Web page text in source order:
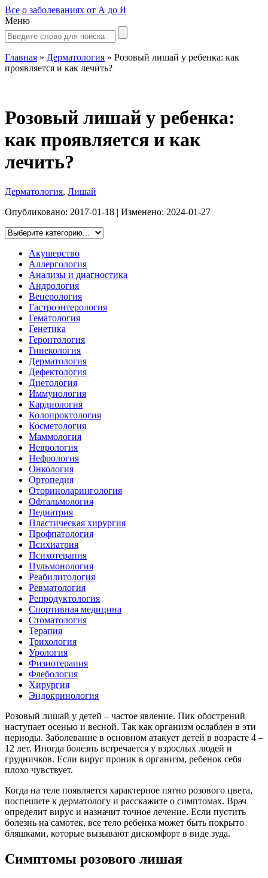
Все о заболеваниях от А до Я
Меню
Главная » Дерматология » Розовый лишай у ребенка: как
проявляется и как лечить?
Розовый лишай у ребенка:
как проявляется и как
лечить?
Дерматология, Лишай
Опубликовано: 2017-01-18 | Изменено: 2024-01-27
Акушерство
Аллергология
Анализы и диагностика
Андрология
Венерология
Гастроэнтерология
Гематология
Генетика
Геронтология
Гинекология
Дерматология
Дефектология
Диетология
Иммунология
Кардиология
Колопроктология
Косметология
Маммология
Неврология
Нефрология
Онкология
Ортопедия
Оториноларингология
Офтальмология
Педиатрия
Пластическая хирургия
Профпатология
Психиатрия
Психотерапия
Пульмонология
Реабилитология
Ревматология
Репродуктология
Спортивная медицина
Стоматология
Терапия
Трихология
Урология
Физиотерапия
Флебология
Хирургия
Эндокринология
Розовый лишай у детей – частое явление. Пик обострений
наступает осенью и весной. Так как организм ослаблен в эти
периоды. Заболевание в основном атакует детей в возрасте 4 –
12 лет. Иногда болезнь встречается у взрослых людей и
грудничков. Если вирус проник в организм, ребенок себя
плохо чувствует.
Когда на теле появляется характерное пятно розового цвета,
поспешите к дерматологу и расскажите о симптомах. Врач
определит вирус и назначит точное лечение. Если пустить
болезнь на самотек, все тело ребенка может быть покрыто
бляшками, которые вызывают дискомфорт в виде зуда.
Симптомы розового лишая